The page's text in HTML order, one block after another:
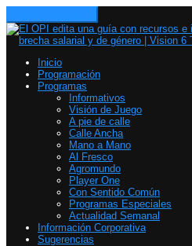
Inicio
Programación
Programas
Informativos
Visión de Juego
A pie de calle
Calle Ancha
Mano a Mano
Al Fresco
Agromundo
Player One
Con Sentido Común
Programas Especiales
Actualidad Semanal
Información Corporativa
Sugerencias